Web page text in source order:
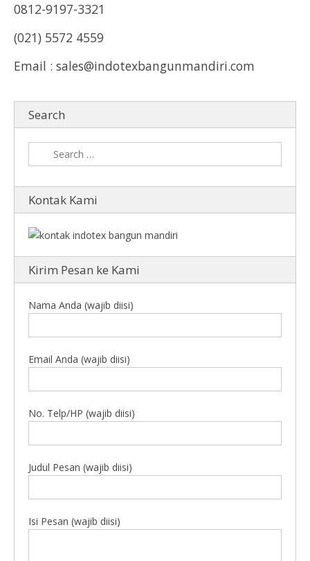
0812-9197-3321
(021) 5572 4559
Email : sales@indotexbangunmandiri.com
Search
Kontak Kami
Kirim Pesan ke Kami
Nama Anda (wajib diisi)
Email Anda (wajib diisi)
No. Telp/HP (wajib diisi)
Judul Pesan (wajib diisi)
Isi Pesan (wajib diisi)